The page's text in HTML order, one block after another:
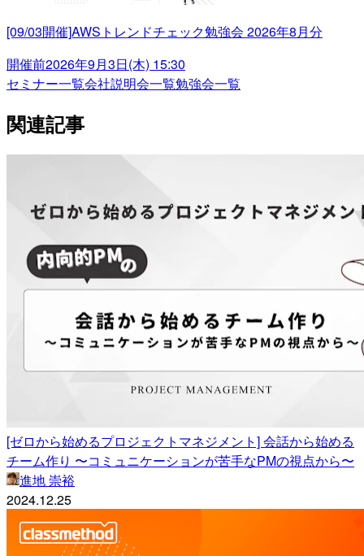
[09/03開催]AWSトレンドチェック勉強会 2026年8月分
開催前2026年9月3日(木) 15:30
セミナー一覧会社説明会一覧勉強会一覧
関連記事
[ゼロから始めるプロジェクトマネジメント] 会話から始める
チーム作り 〜コミュニケーションが苦手なPMの視点から〜
進地 崇裕
2024.12.25